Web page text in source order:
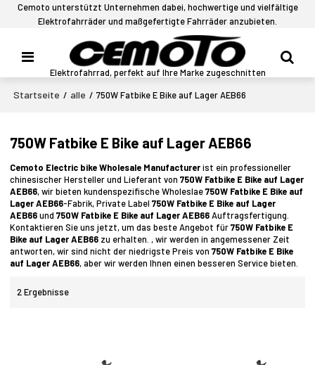
Cemoto unterstützt Unternehmen dabei, hochwertige und vielfältige
Elektrofahrräder und maßgefertigte Fahrräder anzubieten.
Elektrofahrrad, perfekt auf Ihre Marke zugeschnitten
Startseite / alle / 750W Fatbike E Bike auf Lager AEB66
750W Fatbike E Bike auf Lager AEB66
Cemoto Electric bike Wholesale Manufacturerist ein professioneller
chinesischer Hersteller und Lieferant von750W Fatbike E Bike auf Lager
AEB66, wir bieten kundenspezifische Wholeslae750W Fatbike E Bike auf
Lager AEB66-Fabrik, Private Label750W Fatbike E Bike auf Lager
AEB66und750W Fatbike E Bike auf Lager AEB66Auftragsfertigung.
Kontaktieren Sie uns jetzt, um das beste Angebot für750W Fatbike E
Bike auf Lager AEB66 zu erhalten. , wir werden in angemessener Zeit
antworten, wir sind nicht der niedrigste Preis von750W Fatbike E Bike
auf Lager AEB66, aber wir werden Ihnen einen besseren Service bieten.
2 Ergebnisse